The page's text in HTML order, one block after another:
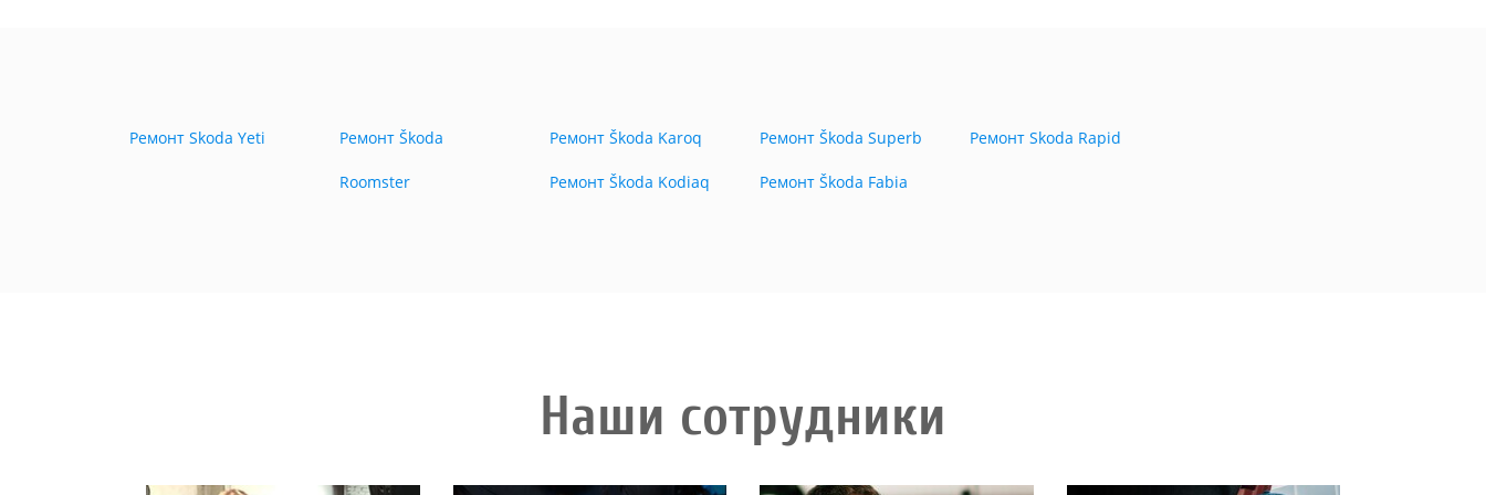
Ремонт Skoda Yeti Ремонт Škoda
Roomster
Ремонт Škoda Karoq
Ремонт Škoda Kodiaq
Ремонт Škoda Superb
Ремонт Škoda Fabia
Ремонт Skoda Rapid
Наши сотрудники